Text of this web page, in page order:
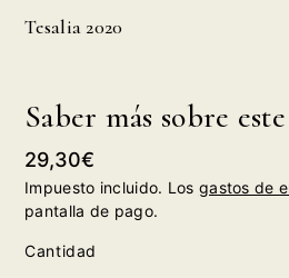
Tesalia 2020
Saber más sobre
Precio
habitual
29,30€
Impuesto incluido. Los gastos de
pantalla de pago.
Cantidad